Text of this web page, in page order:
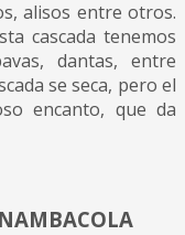
alisos entre otros.
cascada tenemos
dantas, entre
se seca, pero el
encanto, que da